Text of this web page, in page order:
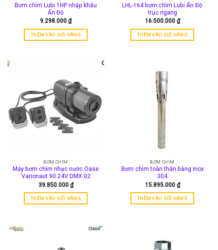
Bơm chìm Lubi 1HP nhập khẩu
Ấn Độ
9.298.000 ₫
THÊM VÀO GIỎ HÀNG
LHL-164 bơm chìm Lubi Ấn Độ
trục ngang
16.500.000 ₫
THÊM VÀO GIỎ HÀNG
BƠM CHÌM
Máy bơm chìm nhạc nước Oase
Varionaut 90 24V DMX 02
39.850.000 ₫
THÊM VÀO GIỎ HÀNG
BƠM CHÌM
Bơm chìm toàn thân bằng inox
304
15.895.000 ₫
THÊM VÀO GIỎ HÀNG